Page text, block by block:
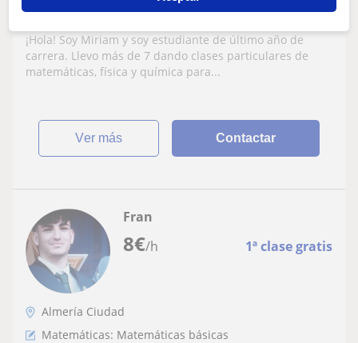
de refuerzo de matemáticas de ESO,
Bachillerato y PAU (también física y
química)
¡Hola! Soy Miriam y soy estudiante de último año de
carrera. Llevo más de 7 dando clases particulares de
matemáticas, física y química para...
ver más Contactar
8€/h 1ª clase gratis
Fran
Almería Ciudad
Matemáticas: Matemáticas básicas